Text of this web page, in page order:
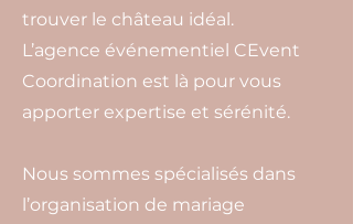
trouver le château idéal.
L’agence événementiel CEvent
Coordination est là pour vous
apporter expertise et sérénité.
Nous sommes spécialisés dans
l’organisation de mariage